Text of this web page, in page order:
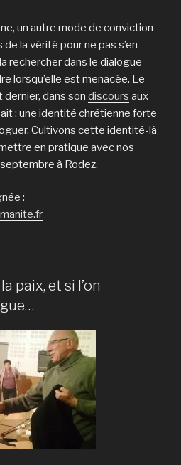
un autre mode de conviction
la vérité pour ne pas s’en
rechercher dans le dialogue
lors­qu’elle est menacée. Le
der­nier, dans son dis­cours aux
: une identité chrétienne for­te
Cultivons cette identité-là
en pratique avec nos
à Rodez.
:
paix, et si l’on